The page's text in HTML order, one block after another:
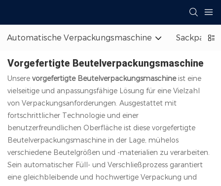
Automatische Verpackungsmaschine
Vorgefertigte Beutelverpackungsmaschine
Unsere vorgefertigte Beutelverpackungsmaschine ist eine
vielseitige und anpassungsfähige Lösung für eine Vielzahl
von Verpackungsanforderungen. Ausgestattet mit
fortschrittlicher Technologie und einer
benutzerfreundlichen Oberfläche ist diese vorgefertigte
Beutelverpackungsmaschine in der Lage, mühelos
verschiedene Beutelgrößen und -materialien zu verarbeiten.
Sein automatischer Füll- und Verschließprozess garantiert
eine gleichbleibende und hochwertige Verpackung und